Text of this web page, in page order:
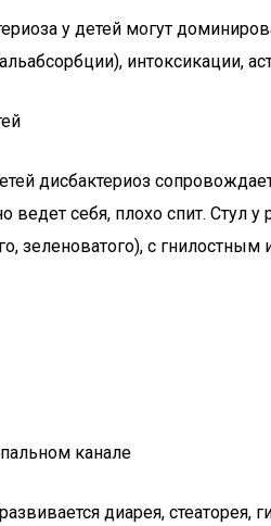
у детей могут
интоксикации,
дисбактериоз
ведет себя, плохо спит.
зеленоватого), с
канале
диарея, стеаторея,